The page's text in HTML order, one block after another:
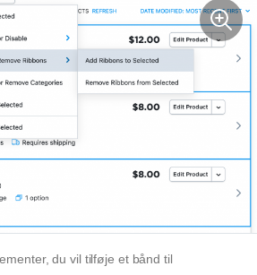
du vil tilføje et bånd til